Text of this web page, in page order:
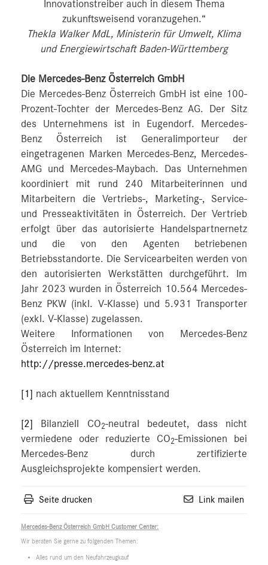
Innovationstreiber auch in diesem Thema
zukunftsweisend voranzugehen.“
Thekla Walker MdL, Ministerin für Umwelt, Klima
und Energiewirtschaft Baden-Württemberg
Die Mercedes-Benz Österreich GmbH
Die Mercedes-Benz Österreich GmbH ist eine 100-
Prozent-Tochter der Mercedes-Benz AG. Der Sitz
des Unternehmens ist in Eugendorf. Mercedes-
Benz Österreich ist Generalimporteur der
eingetragenen Marken Mercedes-Benz, Mercedes-
AMG und Mercedes-Maybach. Das Unternehmen
koordiniert mit rund 240 Mitarbeiterinnen und
Mitarbeitern die Vertriebs-, Marketing-, Service-
und Presseaktivitäten in Österreich. Der Vertrieb
erfolgt über das autorisierte Handelspartnernetz
und die von den Agenten betriebenen
Betriebsstandorte. Die Servicearbeiten werden von
den autorisierten Werkstätten durchgeführt. Im
Jahr 2023 wurden in Österreich 10.564 Mercedes-
Benz PKW (inkl. V-Klasse) und 5.931 Transporter
(exkl. V-Klasse) zugelassen.
Weitere Informationen von Mercedes-Benz
Österreich im Internet:
http://presse.mercedes-benz.at
[1] nach aktuellem Kenntnisstand
[2] Bilanziell CO2-neutral bedeutet, dass nicht
vermiedene oder reduzierte CO2-Emissionen bei
Mercedes-Benz durch zertifizierte
Ausgleichsprojekte kompensiert werden.
Seite drucken Link mailen
Mercedes-Benz Österreich GmbH Customer Center:
Wir beraten Sie gerne zu folgenden Themen:
Alles rund um den Neufahrzeugkauf